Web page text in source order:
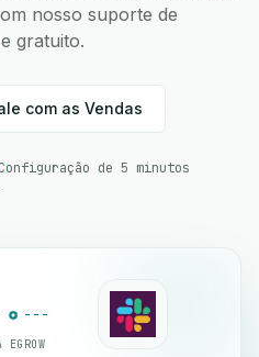
nosso suporte de
gratuito.
com as Vendas
Configuração de 5 minutos